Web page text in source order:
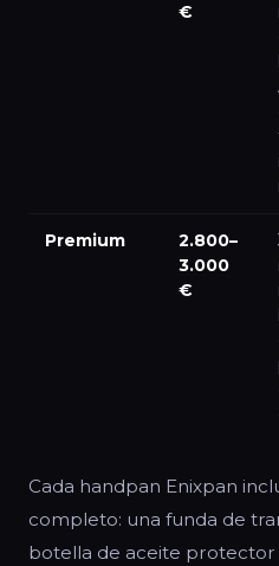
€
Premium
2.800–
3.000
€
Cada handpan Enixpan
completo: una funda de
botella de aceite